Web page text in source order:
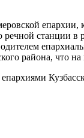
станции
района, что